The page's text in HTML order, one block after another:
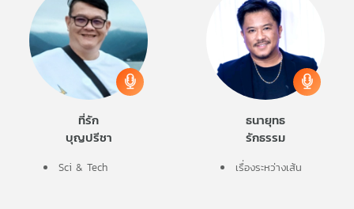
ที่รัก
บุญปรีชา
Sci & Tech
ธนายุทธ
รักธรรม
เรื่องระหว่างเส้น